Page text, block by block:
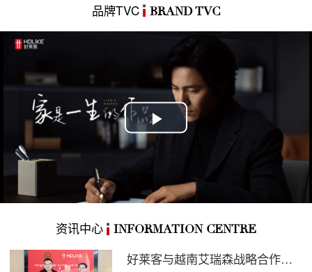
品牌TVC BRAND TVC
Play
资讯中心 INFORMATION CENTRE
好莱客与越南艾瑞森战略合作签约仪式圆满举...